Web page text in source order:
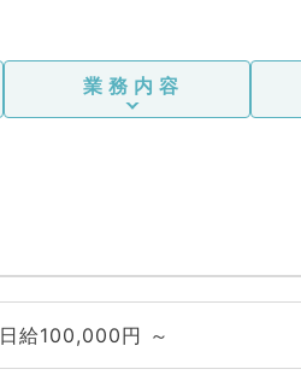
業務内容
日給100,000円 ～